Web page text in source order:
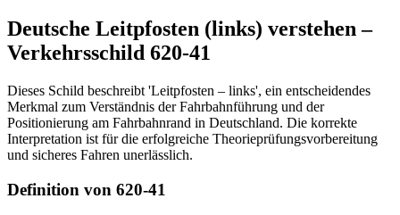
Deutsche Leitpfosten (links) verstehen –
Verkehrsschild 620-41
Dieses Schild beschreibt 'Leitpfosten – links', ein entscheidendes
Merkmal zum Verständnis der Fahrbahnführung und der
Positionierung am Fahrbahnrand in Deutschland. Die korrekte
Interpretation ist für die erfolgreiche Theorieprüfungsvorbereitung
und sicheres Fahren unerlässlich.
Definition von 620-41